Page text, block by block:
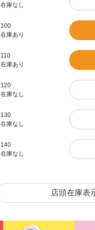
在庫なし
100
在庫あり
110
在庫あり
120
在庫なし
130
在庫なし
140
在庫なし
店頭在庫表